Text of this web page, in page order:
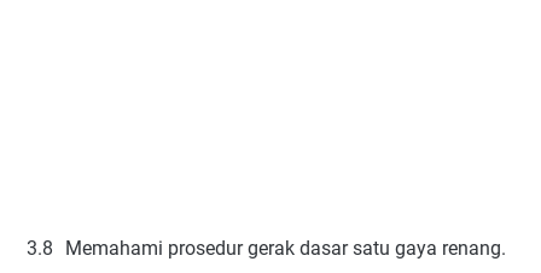
3.8 Memahami prosedur gerak dasar satu gaya renang.